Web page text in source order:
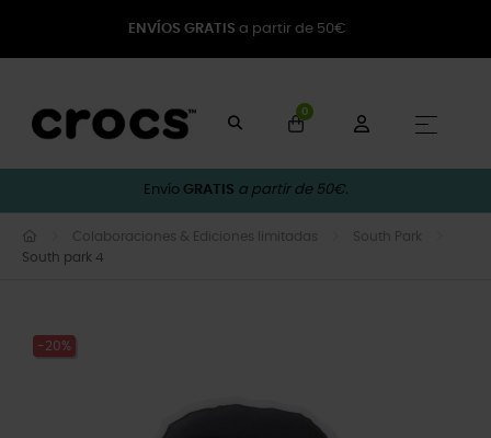
ENVÍOS GRATIS a partir de 50€
0
☰
Envío GRATIS a partir de 50€.
Colaboraciones & Ediciones limitadas
South Park
South park 4
-20%